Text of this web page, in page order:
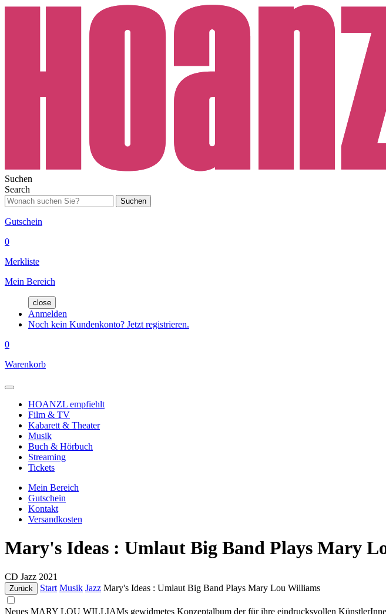
Suchen
Search
Suchen
Gutschein
0
Merkliste
Mein Bereich
close
Anmelden
Noch kein Kundenkonto? Jetzt registrieren.
0
Warenkorb
HOANZL empfiehlt
Film & TV
Kabarett & Theater
Musik
Buch & Hörbuch
Streaming
Tickets
Mein Bereich
Gutschein
Kontakt
Versandkosten
Mary's Ideas : Umlaut Big Band Plays Mary
CD Jazz 2021
Zurück Start Musik Jazz Mary's Ideas : Umlaut Big Band Plays Mary Lou Williams
Neues MARY LOU WILLIAMs gewidmetes Konzeptalbum der für ihre eindrucksvollen